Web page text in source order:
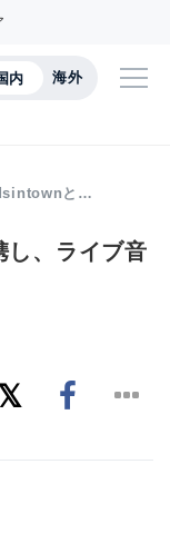
内 海外
と…
、ライブ音